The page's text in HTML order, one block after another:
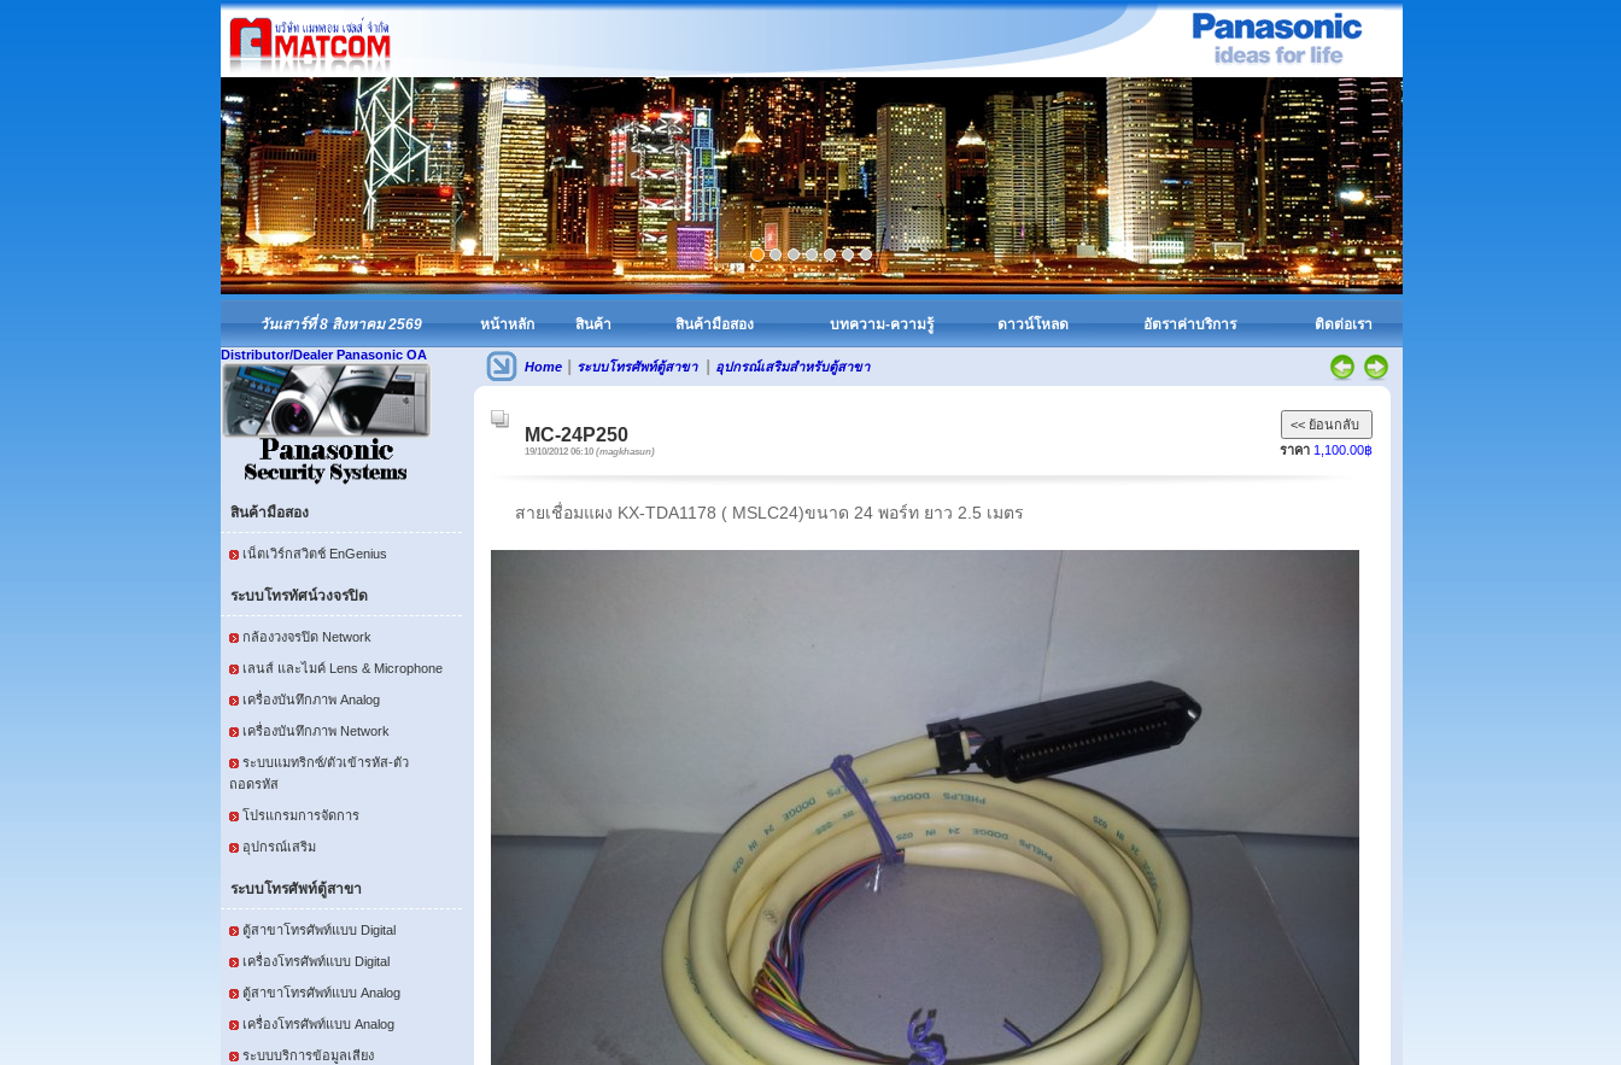
วันเสาร์ที่ 8 สิงหาคม 2569 หน้าหลัก สินค้า สินค้ามือสอง บทความ-ความรู้ ดาวน์โหลด อัตราค่าบริการ ติดต่อเรา
Distributor/Dealer Panasonic OA
สินค้ามือสอง
เน็ตเวิร์กสวิตช์ EnGenius
ระบบโทรทัศน์วงจรปิด
กล้องวงจรปิด Network
เลนส์ และไมค์ Lens & Microphone
เครื่องบันทึกภาพ Analog
เครื่องบันทึกภาพ Network
ระบบแมทริกซ์/ตัวเข้ารหัส-ตัว
ถอดรหัส
โปรแกรมการจัดการ
อุปกรณ์เสริม
ระบบโทรศัพท์ตู้สาขา
ตู้สาขาโทรศัพท์แบบ Digital
เครื่องโทรศัพท์แบบ Digital
ตู้สาขาโทรศัพท์แบบ Analog
เครื่องโทรศัพท์แบบ Analog
ระบบบริการข้อมูลเสียง
Home | ระบบโทรศัพท์ตู้สาขา | อุปกรณ์เสริมสำหรับตู้สาขา
MC-24P250
19/10/2012 06:10 (magkhasun) ราคา 1,100.00฿
สายเชื่อมแผง KX-TDA1178 ( MSLC24)ขนาด 24 พอร์ท ยาว 2.5 เมตร